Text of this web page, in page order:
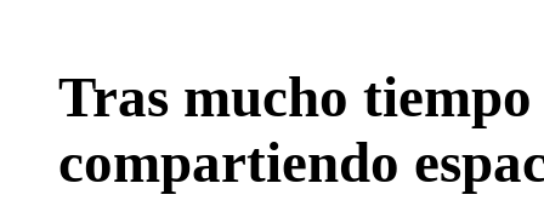
Tras mucho
compartiendo